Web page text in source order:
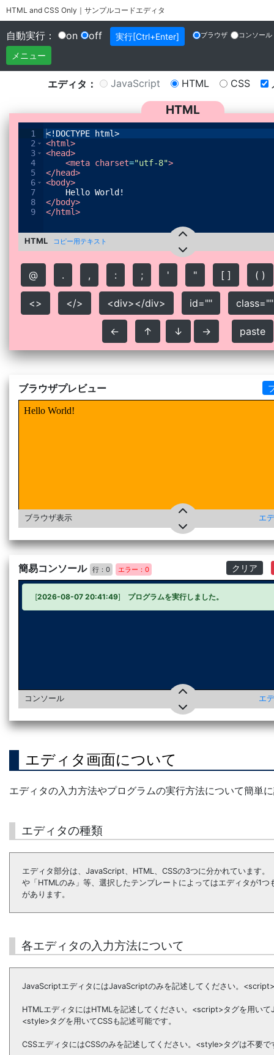
HTML and CSS Only｜サンプルコードエディタ
自動実行： on off 実行[Ctrl+Enter] ブラウザ コンソール
メニュー
エディタ： JavaScript HTML CSS
HTML
1
2
3
4
5
6
7
8
9
<! DOCTYPE html>
<html>
<head>
<meta charset="utf-8">
</head>
<body>
Hello World!
</body>
</html>
HTML コピー用テキスト
@ . , : ; ' " [ ] ( )
<> </> <div></div> id="" class=""
← ↑ ↓ → paste
ブラウザプレビュー
ブラウザ表示 エ
簡易コンソール 行： 0 エラー： 0 クリア
[2026-08-07 20:41:49] プログラムを実行しました。
コンソール エ
エディタ画面について
エディタの入力方法やプログラムの実行方法について簡単
エディタの種類
エディタ部分は、JavaScript、HTML、CSSの3つに分かれています
や「HTMLのみ」等、選択したテンプレートによってはエディタが1つ
があります。
各エディタの入力方法について
JavaScriptエディタにはJavaScriptのみを記述してください。
HTMLエディタにはHTMLを記述してください。<script>タグを用い
<style>タグを用いてCSSも記述可能です。
CSSエディタにはCSSのみを記述してください。<style>タグは不要で